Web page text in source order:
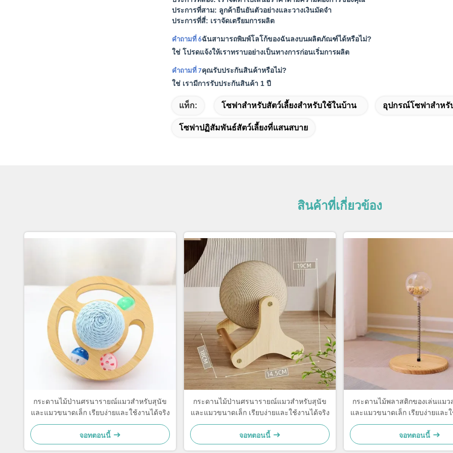
ประการที่สาม: ลูกค้ายืนยันตัวอย่างและวางเงินมัดจำ
ประการที่สี่: เราจัดเตรียมการผลิต
คำถามที่ 6ฉันสามารถพิมพ์โลโก้ของฉันลงบนผลิตภัณฑ์ได้หรือไม่?
ใช่ โปรดแจ้งให้เราทราบอย่างเป็นทางการก่อนเริ่มการผลิต
คำถามที่ 7คุณรับประกันสินค้าหรือไม่?
ใช่ เรามีการรับประกันสินค้า 1 ปี
แท็ก: โซฟาสำหรับสัตว์เลี้ยงสำหรับใช้ในบ้าน อุปกรณ์โซฟาสำหรั
โซฟาปฏิสัมพันธ์สัตว์เลี้ยงที่แสนสบาย
สินค้าที่เกี่ยวข้อง
กระดานไม้ป่านศรนารายณ์แมวสำหรับสุนัข
และแมวขนาดเล็ก เรียบง่ายและใช้งานได้จริง
จอทตอนนี้
กระดานไม้ป่านศรนารายณ์แมวสำหรับสุนัข
และแมวขนาดเล็ก เรียบง่ายและใช้งานได้จริง
จอทตอนนี้
กระดานไม้พลาสติกของเล่นแม
และแมวขนาดเล็ก เรียบง่ายและ
จอทตอนนี้